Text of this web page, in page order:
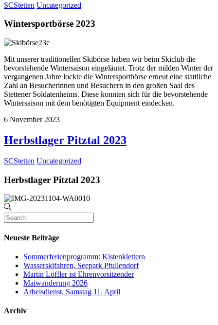
SCStetten Uncategorized
Wintersportbörse 2023
Mit unserer traditionellen Skibörse haben wir beim Skiclub die
bevorstehende Wintersaison eingeläutet. Trotz der milden Winter der
vergangenen Jahre lockte die Wintersportbörse erneut eine stattliche
Zahl an Besucherinnen und Besuchern in den großen Saal des
Stettener Soldatenheims. Diese konnten sich für die bevorstehende
Wintersaison mit dem benötigten Equipment eindecken.
6 November 2023
Herbstlager Pitztal 2023
SCStetten Uncategorized
Herbstlager Pitztal 2023
Neueste Beiträge
Sommerferienprogramm: Kistenklettern
Wasserskifahren, Seepark Pfullendorf
Martin Löffler ist Ehrenvorsitzender
Maiwanderung 2026
Arbeisdienst, Samstag 11. April
Archiv